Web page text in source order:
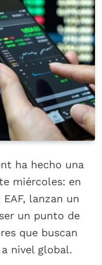
ha hecho una
miércoles: en
lanzan un
un punto de
que buscan
nivel global.